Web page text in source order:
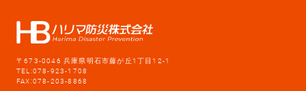
〒673-0046 兵庫県明石市藤が丘1丁目12-1
TEL:078-923-1708
FAX:078-203-8868